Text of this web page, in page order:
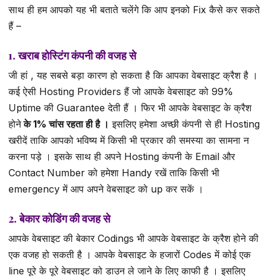
साथ ही हम आपको यह भी बताते चलेंगे कि आप इनको Fix कैसे कर सकते
हैं –
1. खराब होस्टिंग कंपनी की वजह से
जी हां , यह सबसे बड़ा कारण हो सकता है कि आपका वेबसाइट क्रैश है ।
कई ऐसी Hosting Providers हैं जो आपके वेबसाइट को 99%
Uptime की Guarantee देती हैं । फिर भी आपके वेबसाइट के क्रैश
होनेके 1% चांस रहता ही है । इसलिए हमेशा अच्छी कंपनी से ही Hosting
खरीदें ताकि आपको भविष्य में किसी भी प्रकार की समस्या का सामना न
करना पड़े । इसके साथ ही अपने Hosting कंपनी के Email और
Contact Number को हमेशा Handy रखें ताकि किसी भी
emergency में आप अपने वेबसाइट को up कर सकें ।
2. बेकार कोडिंग की वजह से
आपके वेबसाइट की बेकार Codings भी आपके वेबसाइट के क्रैश होने की
एक वजह हो सकती है । आपके वेबसाइट के हजारों Codes में कोई एक
line पूरे के पूरे वेबसाइट को डाउन ले जाने के लिए काफी है । इसलिए